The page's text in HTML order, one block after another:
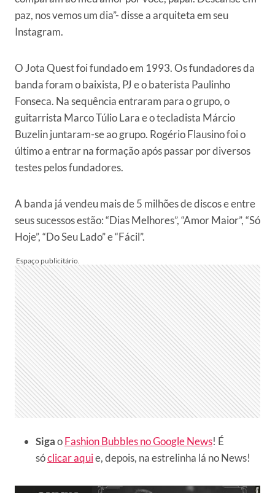
paz, nos vemos um dia”- disse a arquiteta em seu
Instagram.
O Jota Quest foi fundado em 1993. Os fundadores da
banda foram o baixista, PJ e o baterista Paulinho
Fonseca. Na sequência entraram para o grupo, o
guitarrista Marco Túlio Lara e o tecladista Márcio
Buzelin juntaram-se ao grupo. Rogério Flausino foi o
último a entrar na formação após passar por diversos
testes pelos fundadores.
A banda já vendeu mais de 5 milhões de discos e entre
seus sucessos estão: “Dias Melhores”, “Amor Maior”, “Só
Hoje”, “Do Seu Lado” e “Fácil”.
SigaoFashion Bubbles no Google News! É
sóclicar aquie, depois, na estrelinha lá no News!